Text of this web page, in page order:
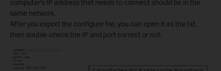
computer's IP address that needs to connect should be in the
same network.
After you export the configure file, you can open it as the txt,
then double-check the IP and port correct or not.